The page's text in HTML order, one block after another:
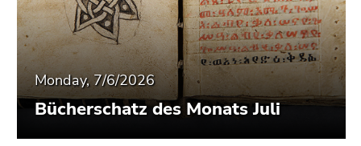
Monday, 7/6/2026
Bücherschatz des Monats Juli